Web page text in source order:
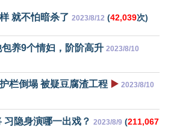
就不怕暗杀了 2023/8/12 (42,039次)
养9个情妇，阶阶高升 2023/8/10
栏倒塌 被疑豆腐渣工程 ▶️ 2023/8/10
隐身演哪一出戏？ 2023/8/9 (211,067